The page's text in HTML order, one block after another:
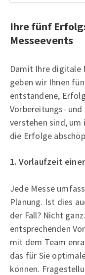
Ihre fünf
Messeevents
Damit Ihre digitale
geben wir Ihnen
entstandene,
Vorbereitungs- und
verstehen sind, um
die Erfolge
1. Vorlaufzeit
Jede Messe
Planung. Ist dies
der Fall? Nicht
entsprechenden
mit dem Team
das für Sie
können.